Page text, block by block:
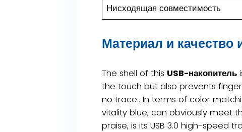
Нисходящая совместимость
Материал и качество
The shell of this USB-накопитель
the touch but also prevents
no trace.. In terms of color
vitality blue, can obviously meet
praise, is its USB 3.0 high-